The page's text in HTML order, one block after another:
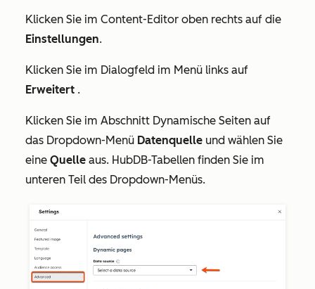
Klicken Sie im Content-Editor oben rechts auf die
Einstellungen.
Klicken Sie im Dialogfeld im Menü links auf
Erweitert .
Klicken Sie im Abschnitt Dynamische Seiten auf
das Dropdown-Menü Datenquelle und wählen Sie
eine Quelle aus. HubDB-Tabellen finden Sie im
unteren Teil des Dropdown-Menüs.